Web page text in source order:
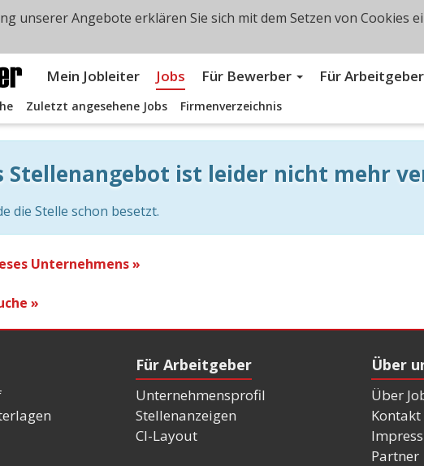
Mein Jobleiter Jobs Für Bewerber Für Arbeitgeber
Zuletzt angesehene Jobs Firmenverzeichnis
Stellenangebot ist leider nicht mehr
die Stelle schon besetzt.
Unternehmens »
»
Für Arbeitgeber
Unternehmensprofil
Stellenanzeigen
CI-Layout
Über
Über
Kontakt
Partner
unserer Angebote erklären Sie sich mit dem Setzen von Cookies